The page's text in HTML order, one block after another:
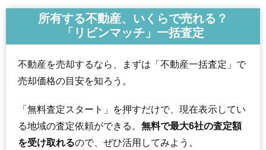
所有する不動産、いくらで売れる？
「リビンマッチ」一括査定
不動産を売却するなら、まずは「不動産一括査定」で
売却価格の目安を知ろう。
「無料査定スタート」を押すだけで、現在表示してい
る地域の査定依頼ができる。 無料で最大6社の査定額
を受け取れるので、ぜひ活用してみよう。